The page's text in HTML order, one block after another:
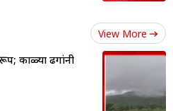
View More
रूप; काळ्या ढगांनी